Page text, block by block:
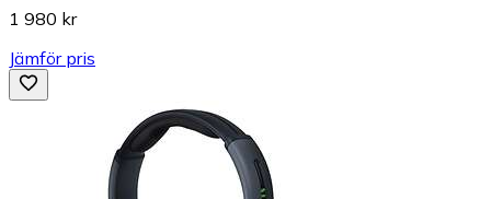
1 980 kr
Jämför pris